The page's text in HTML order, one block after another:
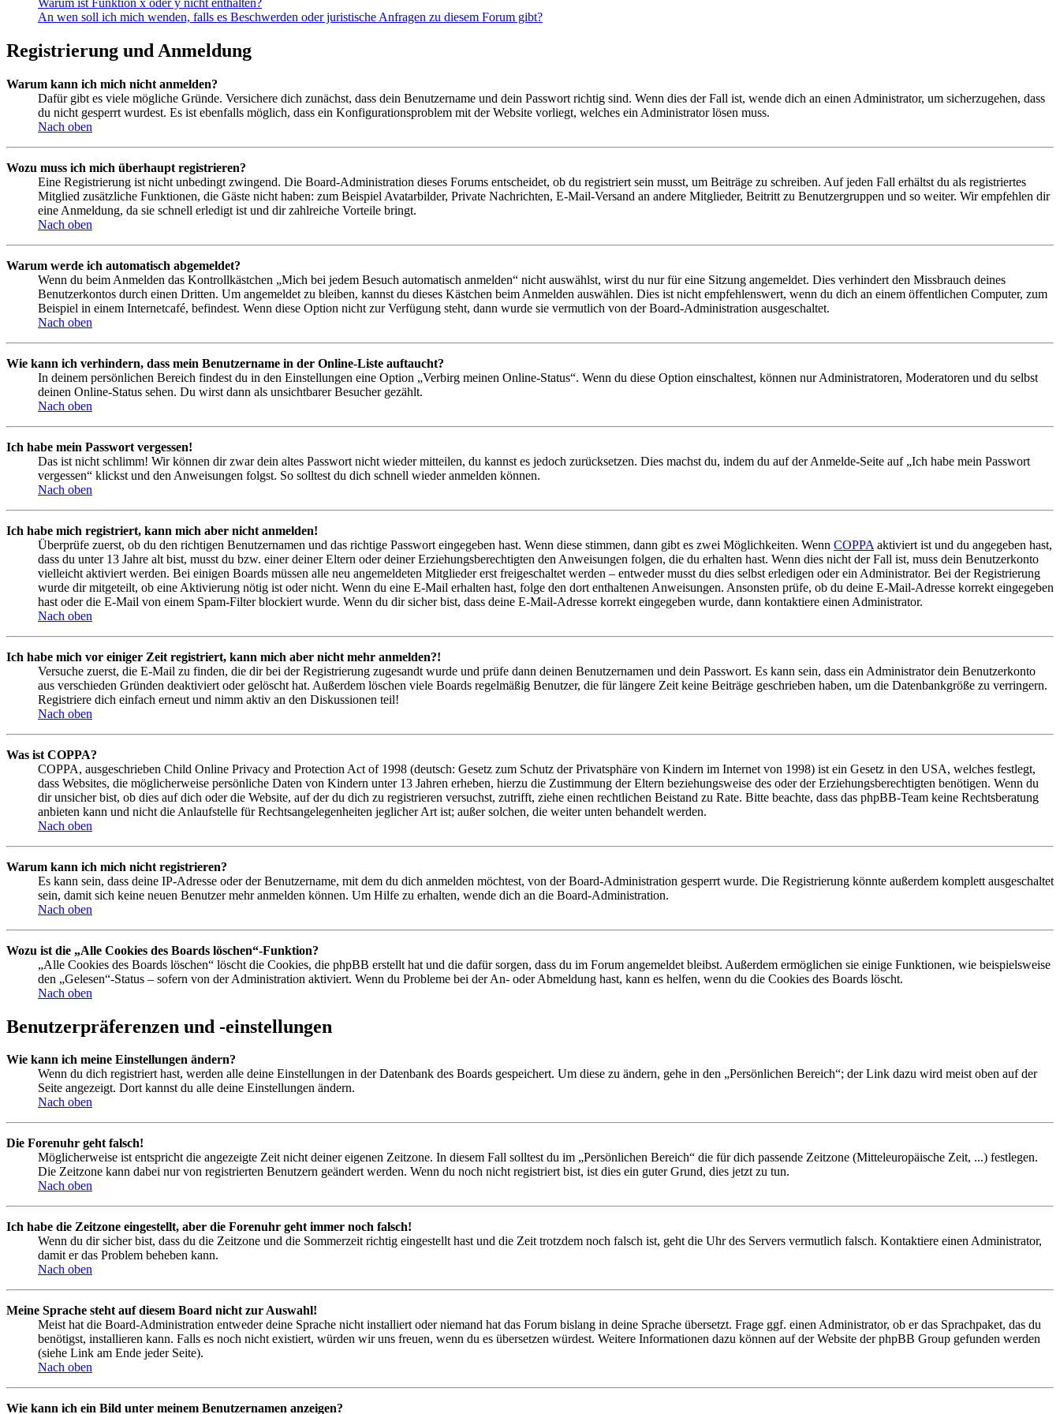
An wen soll ich mich wenden, falls es Beschwerden oder juristische Anfragen zu diesem Forum gibt?
Registrierung und Anmeldung
Warum kann ich mich nicht anmelden?
Dafür gibt es viele mögliche Gründe. Versichere dich zunächst, dass dein Benutzername und dein Passwort richtig sind. Wenn dies der Fall ist, wende dich an einen Administrator, um sicherzugehen, dass
du nicht gesperrt wurdest. Es ist ebenfalls möglich, dass ein Konfigurationsproblem mit der Website vorliegt, welches ein Administrator lösen muss.
Nach oben
Wozu muss ich mich überhaupt registrieren?
Eine Registrierung ist nicht unbedingt zwingend. Die Board-Administration dieses Forums entscheidet, ob du registriert sein musst, um Beiträge zu schreiben. Auf jeden Fall erhältst du als registriertes
Mitglied zusätzliche Funktionen, die Gäste nicht haben: zum Beispiel Avatarbilder, Private Nachrichten, E-Mail-Versand an andere Mitglieder, Beitritt zu Benutzergruppen und so weiter. Wir empfehlen dir
eine Anmeldung, da sie schnell erledigt ist und dir zahlreiche Vorteile bringt.
Nach oben
Warum werde ich automatisch abgemeldet?
Wenn du beim Anmelden das Kontrollkästchen „Mich bei jedem Besuch automatisch anmelden“ nicht auswählst, wirst du nur für eine Sitzung angemeldet. Dies verhindert den Missbrauch deines
Benutzerkontos durch einen Dritten. Um angemeldet zu bleiben, kannst du dieses Kästchen beim Anmelden auswählen. Dies ist nicht empfehlenswert, wenn du dich an einem öffentlichen Computer, zum
Beispiel in einem Internetcafé, befindest. Wenn diese Option nicht zur Verfügung steht, dann wurde sie vermutlich von der Board-Administration ausgeschaltet.
Nach oben
Wie kann ich verhindern, dass mein Benutzername in der Online-Liste auftaucht?
In deinem persönlichen Bereich findest du in den Einstellungen eine Option „Verbirg meinen Online-Status“. Wenn du diese Option einschaltest, können nur Administratoren, Moderatoren und du selbst
deinen Online-Status sehen. Du wirst dann als unsichtbarer Besucher gezählt.
Nach oben
Ich habe mein Passwort vergessen!
Das ist nicht schlimm! Wir können dir zwar dein altes Passwort nicht wieder mitteilen, du kannst es jedoch zurücksetzen. Dies machst du, indem du auf der Anmelde-Seite auf „Ich habe mein Passwort
vergessen“ klickst und den Anweisungen folgst. So solltest du dich schnell wieder anmelden können.
Nach oben
Ich habe mich registriert, kann mich aber nicht anmelden!
Überprüfe zuerst, ob du den richtigen Benutzernamen und das richtige Passwort eingegeben hast. Wenn diese stimmen, dann gibt es zwei Möglichkeiten. Wenn COPPA aktiviert ist und du angegeben hast,
dass du unter 13 Jahre alt bist, musst du bzw. einer deiner Eltern oder deiner Erziehungsberechtigten den Anweisungen folgen, die du erhalten hast. Wenn dies nicht der Fall ist, muss dein Benutzerkonto
vielleicht aktiviert werden. Bei einigen Boards müssen alle neu angemeldeten Mitglieder erst freigeschaltet werden – entweder musst du dies selbst erledigen oder ein Administrator. Bei der Registrierung
wurde dir mitgeteilt, ob eine Aktivierung nötig ist oder nicht. Wenn du eine E-Mail erhalten hast, folge den dort enthaltenen Anweisungen. Ansonsten prüfe, ob du deine E-Mail-Adresse korrekt eingegeben
hast oder die E-Mail von einem Spam-Filter blockiert wurde. Wenn du dir sicher bist, dass deine E-Mail-Adresse korrekt eingegeben wurde, dann kontaktiere einen Administrator.
Nach oben
Ich habe mich vor einiger Zeit registriert, kann mich aber nicht mehr anmelden?!
Versuche zuerst, die E-Mail zu finden, die dir bei der Registrierung zugesandt wurde und prüfe dann deinen Benutzernamen und dein Passwort. Es kann sein, dass ein Administrator dein Benutzerkonto
aus verschieden Gründen deaktiviert oder gelöscht hat. Außerdem löschen viele Boards regelmäßig Benutzer, die für längere Zeit keine Beiträge geschrieben haben, um die Datenbankgröße zu verringern.
Registriere dich einfach erneut und nimm aktiv an den Diskussionen teil!
Nach oben
Was ist COPPA?
COPPA, ausgeschrieben Child Online Privacy and Protection Act of 1998 (deutsch: Gesetz zum Schutz der Privatsphäre von Kindern im Internet von 1998) ist ein Gesetz in den USA, welches festlegt,
dass Websites, die möglicherweise persönliche Daten von Kindern unter 13 Jahren erheben, hierzu die Zustimmung der Eltern beziehungsweise des oder der Erziehungsberechtigten benötigen. Wenn du
dir unsicher bist, ob dies auf dich oder die Website, auf der du dich zu registrieren versuchst, zutrifft, ziehe einen rechtlichen Beistand zu Rate. Bitte beachte, dass das phpBB-Team keine Rechtsberatung
anbieten kann und nicht die Anlaufstelle für Rechtsangelegenheiten jeglicher Art ist; außer solchen, die weiter unten behandelt werden.
Nach oben
Warum kann ich mich nicht registrieren?
Es kann sein, dass deine IP-Adresse oder der Benutzername, mit dem du dich anmelden möchtest, von der Board-Administration gesperrt wurde. Die Registrierung könnte außerdem komplett ausgeschaltet
sein, damit sich keine neuen Benutzer mehr anmelden können. Um Hilfe zu erhalten, wende dich an die Board-Administration.
Nach oben
Wozu ist die „Alle Cookies des Boards löschen“-Funktion?
„Alle Cookies des Boards löschen“ löscht die Cookies, die phpBB erstellt hat und die dafür sorgen, dass du im Forum angemeldet bleibst. Außerdem ermöglichen sie einige Funktionen, wie beispielsweise
den „Gelesen“-Status – sofern von der Administration aktiviert. Wenn du Probleme bei der An- oder Abmeldung hast, kann es helfen, wenn du die Cookies des Boards löscht.
Nach oben
Benutzerpräferenzen und -einstellungen
Wie kann ich meine Einstellungen ändern?
Wenn du dich registriert hast, werden alle deine Einstellungen in der Datenbank des Boards gespeichert. Um diese zu ändern, gehe in den „Persönlichen Bereich“; der Link dazu wird meist oben auf der
Seite angezeigt. Dort kannst du alle deine Einstellungen ändern.
Nach oben
Die Forenuhr geht falsch!
Möglicherweise ist entspricht die angezeigte Zeit nicht deiner eigenen Zeitzone. In diesem Fall solltest du im „Persönlichen Bereich“ die für dich passende Zeitzone (Mitteleuropäische Zeit, ...) festlegen.
Die Zeitzone kann dabei nur von registrierten Benutzern geändert werden. Wenn du noch nicht registriert bist, ist dies ein guter Grund, dies jetzt zu tun.
Nach oben
Ich habe die Zeitzone eingestellt, aber die Forenuhr geht immer noch falsch!
Wenn du dir sicher bist, dass du die Zeitzone und die Sommerzeit richtig eingestellt hast und die Zeit trotzdem noch falsch ist, geht die Uhr des Servers vermutlich falsch. Kontaktiere einen Administrator,
damit er das Problem beheben kann.
Nach oben
Meine Sprache steht auf diesem Board nicht zur Auswahl!
Meist hat die Board-Administration entweder deine Sprache nicht installiert oder niemand hat das Forum bislang in deine Sprache übersetzt. Frage ggf. einen Administrator, ob er das Sprachpaket, das du
benötigst, installieren kann. Falls es noch nicht existiert, würden wir uns freuen, wenn du es übersetzen würdest. Weitere Informationen dazu können auf der Website der phpBB Group gefunden werden
(siehe Link am Ende jeder Seite).
Nach oben
Wie kann ich ein Bild unter meinem Benutzernamen anzeigen?